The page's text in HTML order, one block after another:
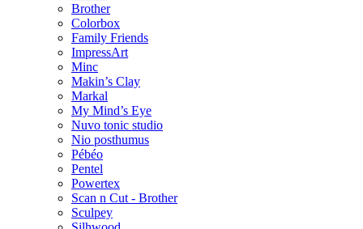
Brother
Colorbox
Family Friends
ImpressArt
Minc
Makin’s Clay
Markal
My Mind’s Eye
Nuvo tonic studio
Nio posthumus
Pébéo
Pentel
Powertex
Scan n Cut - Brother
Sculpey